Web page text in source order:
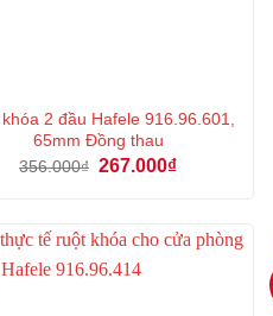
2 đầu Hafele 916.96.601,
65mm Đồng thau
356.000₫ Giá
267.000₫Giá
267.000₫.